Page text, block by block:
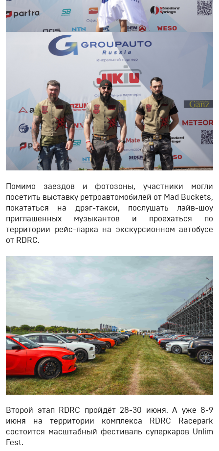
Помимо заездов и фотозоны, участники могли
посетить выставку ретроавтомобилей от Mad Buckets,
покататься на дрэг-такси, послушать лайв-шоу
приглашенных музыкантов и проехаться по
территории рейс-парка на экскурсионном автобусе
от RDRC.
Второй этап RDRC пройдёт 28-30 июня. А уже 8-9
июня на территории комплекса RDRC Racepark
состоится масштабный фестиваль суперкаров Unlim
Fest.